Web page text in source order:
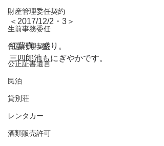
財産管理委任契約
生前事務委任
任意代理契約
公正証書遺言
民泊
貸別荘
レンタカー
酒類販売許可
＜2017/12/2・3＞
紅葉真っ盛り。
三四郎池もにぎやかです。